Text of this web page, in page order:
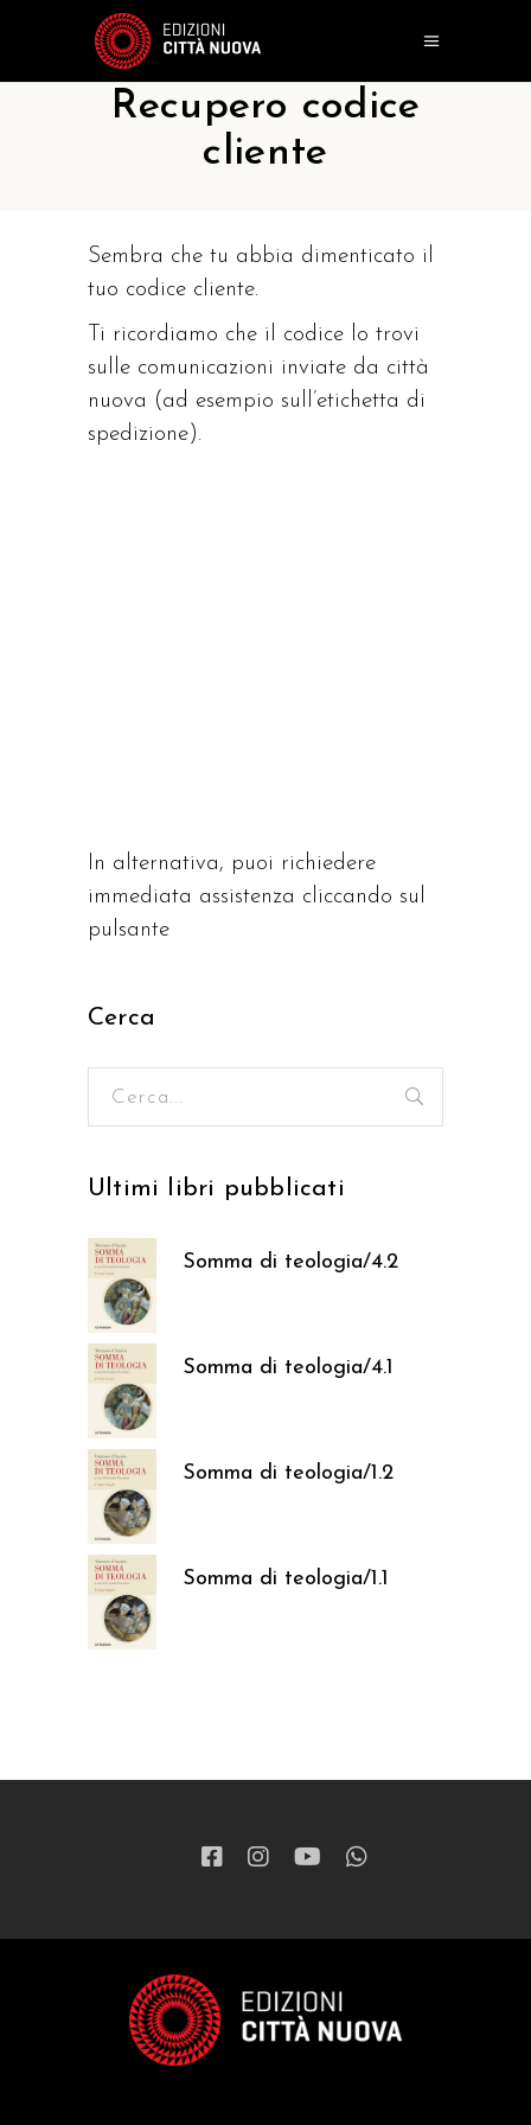
Recupero codice
cliente
Sembra che tu abbia dimenticato il
tuo codice cliente.
Ti ricordiamo che il codice lo trovi
sulle comunicazioni inviate da città
nuova (ad esempio sull’etichetta di
spedizione).
In alternativa, puoi richiedere
immediata assistenza cliccando sul
pulsante
Cerca
Ultimi libri pubblicati
Somma di teologia/4.2
37,05€
Somma di teologia/4.1
37,05€
Somma di teologia/1.2
37,05€
Somma di teologia/1.1
37,05€